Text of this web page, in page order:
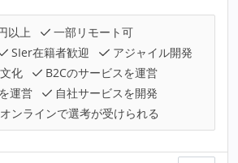
以上
一部リモート可
SIer在籍者歓迎
アジャイル開発
化
B2Cのサービスを運営
運営
自社サービスを開発
オンラインで選考が受けられる